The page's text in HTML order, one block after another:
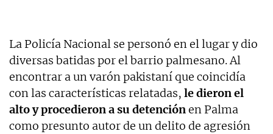
La Policía Nacional se personó en el lugar y dio
diversas batidas por el barrio palmesano. Al
encontrar a un varón pakistaní que coincidía
con las características relatadas, le dieron el
alto y procedieron a su detenciónen Palma
como presunto autor de un delito de agresión